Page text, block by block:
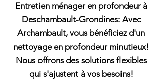
Entretien ménager en profondeur à
Deschambault-Grondines: Avec
Archambault, vous bénéficiez d'un
nettoyage en profondeur minutieux!
Nous offrons des solutions flexibles
qui s'ajustent à vos besoins!